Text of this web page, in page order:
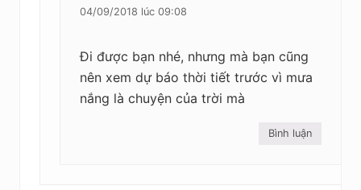
04/09/2018 lúc 09:08
Đi được bạn nhé, nhưng mà bạn cũng
nên xem dự báo thời tiết trước vì mưa
nắng là chuyện của trời mà
Bình luận